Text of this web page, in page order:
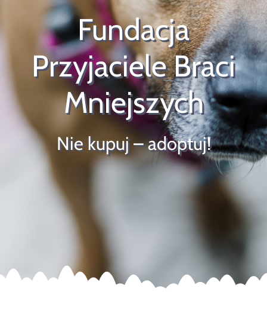
Fundacja
Przyjaciele Braci
Mniejszych
Nie kupuj – adoptuj!